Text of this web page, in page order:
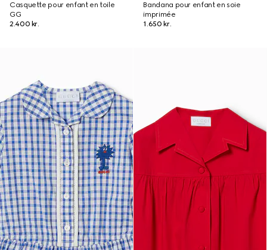
Casquette pour enfant en toile
GG
2.400 kr.
Bandana pour enfant en soie
imprimée
1.650 kr.